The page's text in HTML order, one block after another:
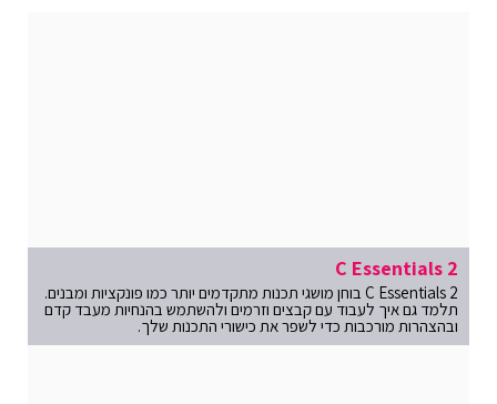
C Essentials 2
C Essentials 2 בוחן מושגי תכנות מתקדמים יותר כמו פונקציות ומבנים.
תלמד גם איך לעבוד עם קבצים וזרמים ולהשתמש בהנחיות מעבד קדם
ובהצהרות מורכבות כדי לשפר את כישורי התכנות שלך.